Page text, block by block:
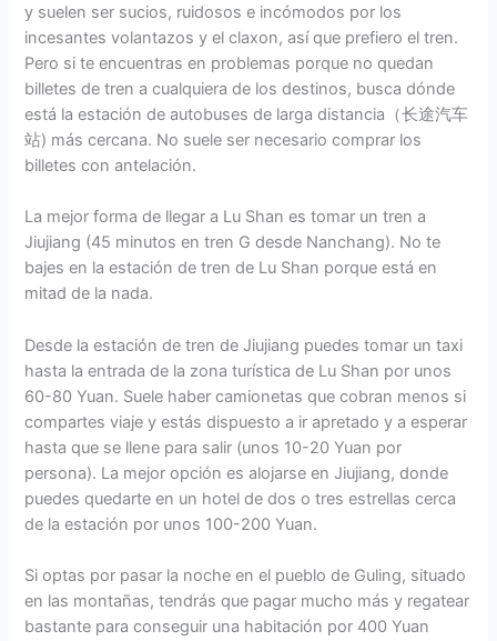
y suelen ser sucios, ruidosos e incómodos por los
incesantes volantazos y el claxon, así que prefiero el tren.
Pero si te encuentras en problemas porque no quedan
billetes de tren a cualquiera de los destinos, busca dónde
está la estación de autobuses de larga distancia（长途汽车
站) más cercana. No suele ser necesario comprar los
billetes con antelación.
La mejor forma de llegar a Lu Shan es tomar un tren a
Jiujiang (45 minutos en tren G desde Nanchang). No te
bajes en la estación de tren de Lu Shan porque está en
mitad de la nada.
Desde la estación de tren de Jiujiang puedes tomar un taxi
hasta la entrada de la zona turística de Lu Shan por unos
60-80 Yuan. Suele haber camionetas que cobran menos si
compartes viaje y estás dispuesto a ir apretado y a esperar
hasta que se llene para salir (unos 10-20 Yuan por
persona). La mejor opción es alojarse en Jiujiang, donde
puedes quedarte en un hotel de dos o tres estrellas cerca
de la estación por unos 100-200 Yuan.
Si optas por pasar la noche en el pueblo de Guling, situado
en las montañas, tendrás que pagar mucho más y regatear
bastante para conseguir una habitación por 400 Yuan